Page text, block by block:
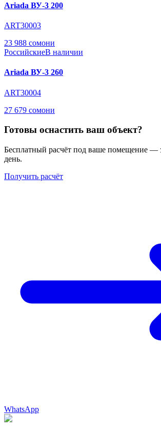
Ariada ВУ-3 200
ART30003
23 988 сомони
РоссийскиеВ наличии
Ariada ВУ-3 260
ART30004
27 679 сомони
Готовы оснастить ваш объект?
Бесплатный расчёт под ваше помещение —
день.
Получить расчёт
WhatsApp